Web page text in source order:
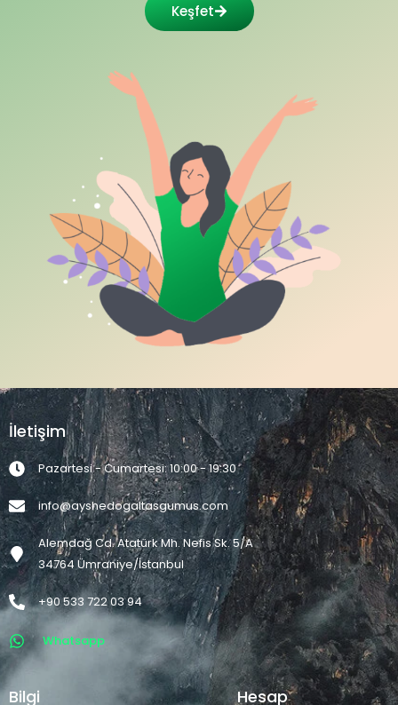
Keşfet
İletişim
Pazartesi - Cumartesi: 10:00 - 19:30
info@ayshedogaltasgumus.com
Alemdağ Cd. Atatürk Mh. Nefis Sk. 5/A
34764 Ümraniye/İstanbul
+90 533 722 03 94
Whatsapp
Bilgi Hesap